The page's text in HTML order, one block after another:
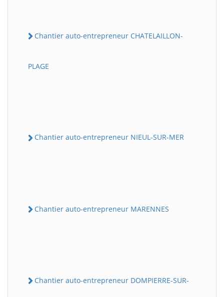
Chantier auto-entrepreneur CHATELAILLON-
PLAGE
Chantier auto-entrepreneur NIEUL-SUR-MER
Chantier auto-entrepreneur MARENNES
Chantier auto-entrepreneur DOMPIERRE-SUR-